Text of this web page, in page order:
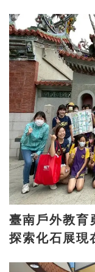
臺南戶外教
探索化石展現